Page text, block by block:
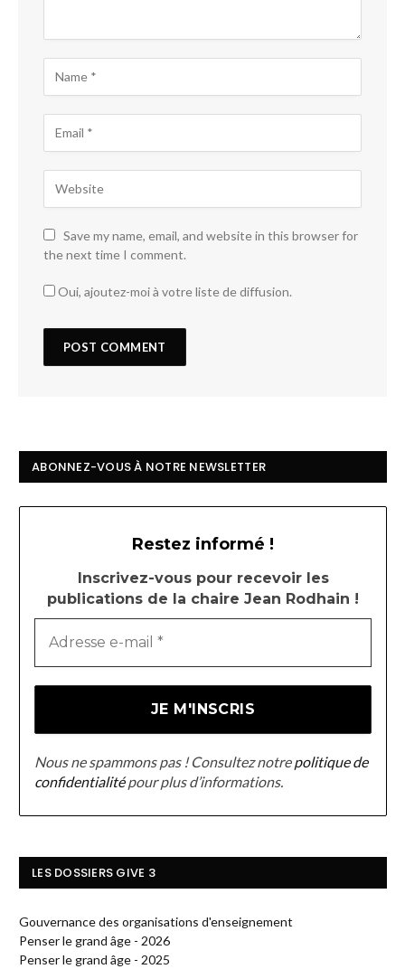
Save my name, email, and website in this browser for
the next time I comment.
Oui, ajoutez-moi à votre liste de diffusion.
ABONNEZ-VOUS À NOTRE NEWSLETTER
Restez informé !
Inscrivez-vous pour recevoir les
publications de la chaire Jean Rodhain !
Nous ne spammons pas ! Consultez notrepolitique de
confidentialitépour plus d’informations.
LES DOSSIERS GIVE 3
Gouvernance des organisations d'enseignement
Penser le grand âge - 2026
Penser le grand âge - 2025